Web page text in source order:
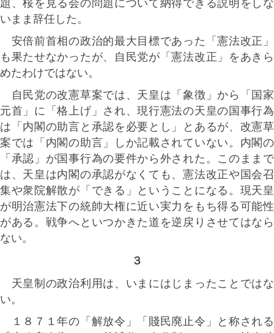
題、桜を見る会の問題について納得できる説明をしな
いまま辞任した。
安倍前首相の政治的最大目標であった「憲法改正」
も果たせなかったが、自民党が「憲法改正」をあきら
めたわけではない。
自民党の改憲草案では、天皇は「象徴」から「国家
元首」に「格上げ」され、現行憲法の天皇の国事行為
は「内閣の助言と承認を必要とし」とあるが、改憲草
案では「内閣の助言」しか記載されていない。内閣の
「承認」が国事行為の要件から外された。このままで
は、天皇は内閣の承認がなくても、憲法改正や国会召
集や衆院解散が「できる」ということになる。現天皇
が明治憲法下の統帥大権に近い実力をもち得る可能性
がある。戦争へといつかきた道を逆戻りさせてはなら
ない。
３
天皇制の政治利用は、いまにはじまったことではな
い。
１８７１年の「解放令」「賤民廃止令」と称される